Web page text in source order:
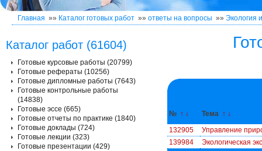
Главная »» Каталог готовых работ »» ответы на вопросы »» Экология
№ ↑ ↓ Тема ↑ ↓
132905
Управление
139984
Экологическая
Каталог работ (61604)
Готовые курсовые работы (20799)
Готовые рефераты (10256)
Готовые дипломные работы (7643)
Готовые контрольные работы
(14838)
Готовые эссе (665)
Готовые отчеты по практике (1840)
Готовые доклады (724)
Готовые лекции (323)
Готовые презентации (429)